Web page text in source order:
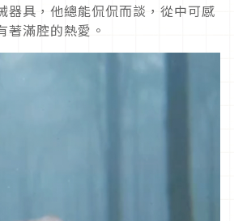
器具，他總能侃侃而談，從中可感
著滿腔的熱愛。